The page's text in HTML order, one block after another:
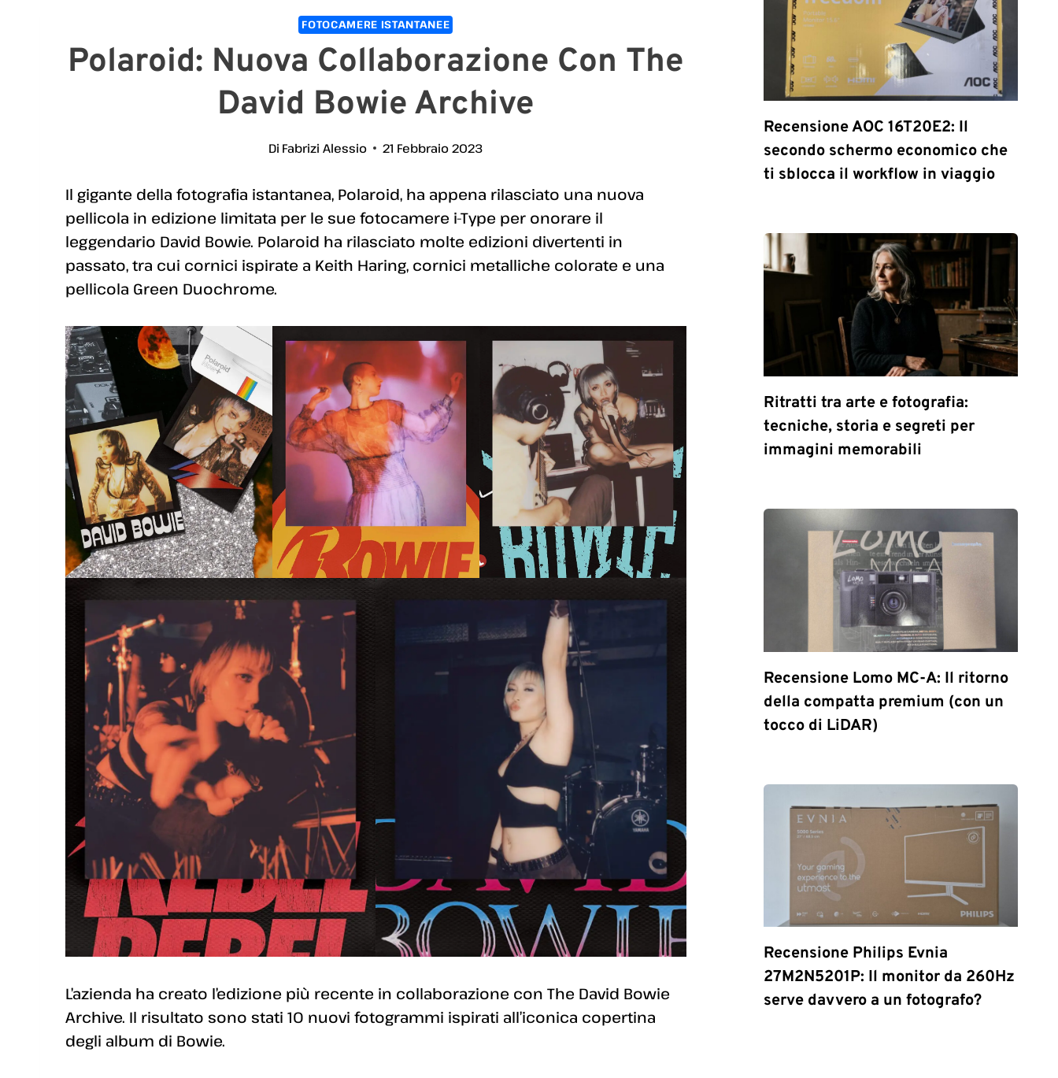
FOTOCAMERE ISTANTANEE
Polaroid: Nuova Collaborazione Con The
David Bowie Archive
Di Fabrizi Alessio 21 Febbraio 2023
Il gigante della fotografia istantanea, Polaroid, ha appena rilasciato una nuova
pellicola in edizione limitata per le sue fotocamere i-Type per onorare il
leggendario David Bowie. Polaroid ha rilasciato molte edizioni divertenti in
passato, tra cui cornici ispirate a Keith Haring, cornici metalliche colorate e una
pellicola Green Duochrome.
L’azienda ha creato l’edizione più recente in collaborazione con The David Bowie
Archive. Il risultato sono stati 10 nuovi fotogrammi ispirati all’iconica copertina
degli album di Bowie.
Recensione AOC 16T20E2: Il
secondo schermo economico che
ti sblocca il workflow in viaggio
Ritratti tra arte e fotografia:
tecniche, storia e segreti per
immagini memorabili
Recensione Lomo MC-A: Il ritorno
della compatta premium (con un
tocco di LiDAR)
Recensione Philips Evnia
27M2N5201P: Il monitor da 260Hz
serve davvero a un fotografo?